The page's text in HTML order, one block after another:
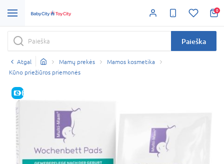
0
Paieška
Atgal Mamų prekės
Mamos kosmetika
Kūno priežiūros priemonės
E-KAINA